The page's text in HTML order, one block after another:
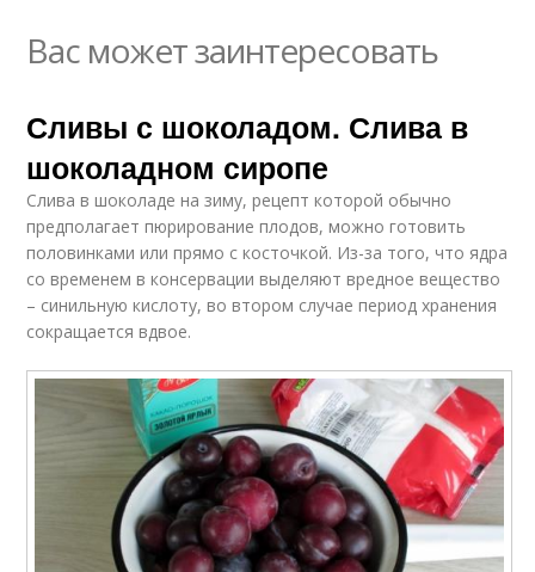
Вас может заинтересовать
Сливы с шоколадом. Слива в
шоколадном сиропе
Слива в шоколаде на зиму, рецепт которой обычно
предполагает пюрирование плодов, можно готовить
половинками или прямо с косточкой. Из-за того, что ядра
со временем в консервации выделяют вредное вещество
– синильную кислоту, во втором случае период хранения
сокращается вдвое.